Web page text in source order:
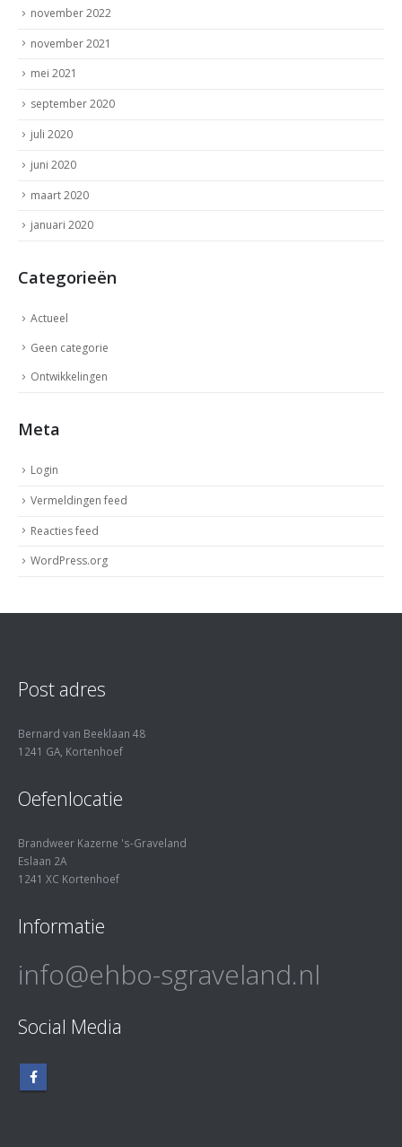
november 2022
november 2021
mei 2021
september 2020
juli 2020
juni 2020
maart 2020
januari 2020
Categorieën
Actueel
Geen categorie
Ontwikkelingen
Meta
Login
Vermeldingen feed
Reacties feed
WordPress.org
Post adres
Bernard van Beeklaan 48
1241 GA, Kortenhoef
Oefenlocatie
Brandweer Kazerne 's-Graveland
Eslaan 2A
1241 XC Kortenhoef
Informatie
info@ehbo-sgraveland.nl
Social Media